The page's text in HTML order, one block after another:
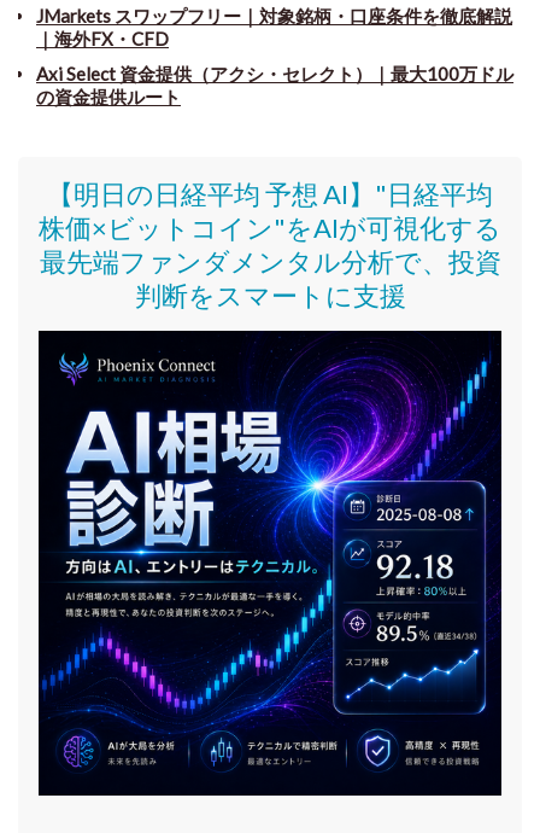
JMarkets スワップフリー ｜ 対象銘柄・口座条件を徹底解説
｜海外FX・CFD
Axi Select 資金提供（アクシ・セレクト）｜最大100万ドル
の資金提供ルート
【明日の日経平均 予想 AI】"日経平均
株価×ビットコイン"をAIが可視化する
最先端ファンダメンタル分析で、投資
判断をスマートに支援